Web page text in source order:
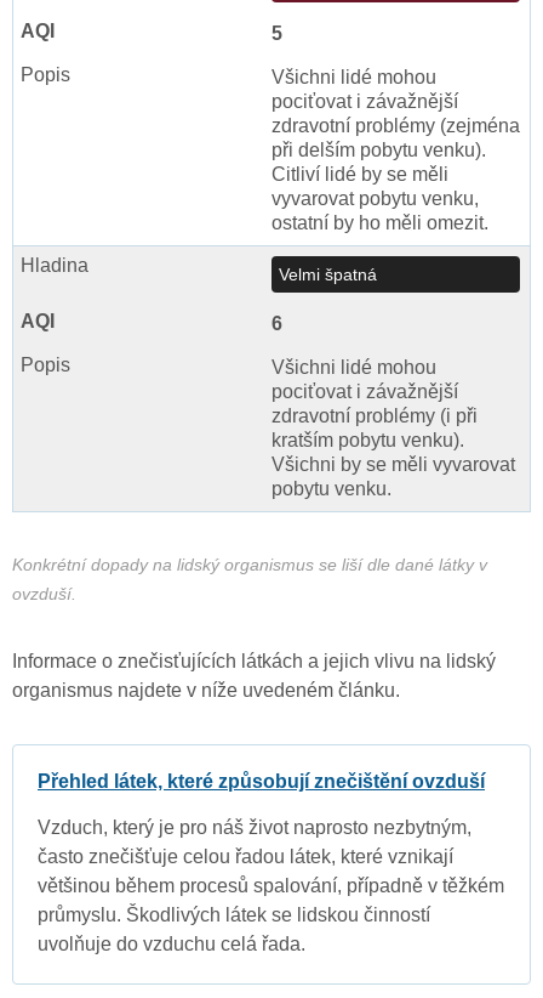
5
Všichni lidé mohou
pociťovat i závažnější
zdravotní problémy (zejména
při delším pobytu venku).
Citliví lidé by se měli
vyvarovat pobytu venku,
ostatní by ho měli omezit.
Velmi špatná
6
Všichni lidé mohou
pociťovat i závažnější
zdravotní problémy (i při
kratším pobytu venku).
Všichni by se měli vyvarovat
pobytu venku.
Konkrétní dopady na lidský organismus se liší dle dané látky v
ovzduší.
Informace o znečisťujících látkách a jejich vlivu na lidský
organismus najdete v níže uvedeném článku.
Přehled látek, které způsobují znečištění ovzduší
Vzduch, který je pro náš život naprosto nezbytným,
často znečišťuje celou řadou látek, které vznikají
většinou během procesů spalování, případně v těžkém
průmyslu. Škodlivých látek se lidskou činností
uvolňuje do vzduchu celá řada.